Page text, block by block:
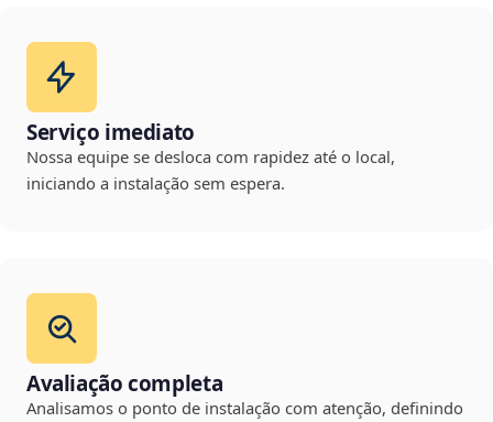
Serviço imediato
Nossa equipe se desloca com rapidez até o local,
iniciando a instalação sem espera.
Avaliação completa
Analisamos o ponto de instalação com atenção, definindo